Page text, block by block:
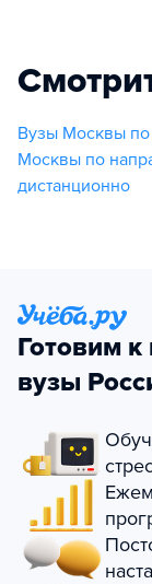
Вузы Москвы
Москвы по
дистанционно
Готовим
вузы